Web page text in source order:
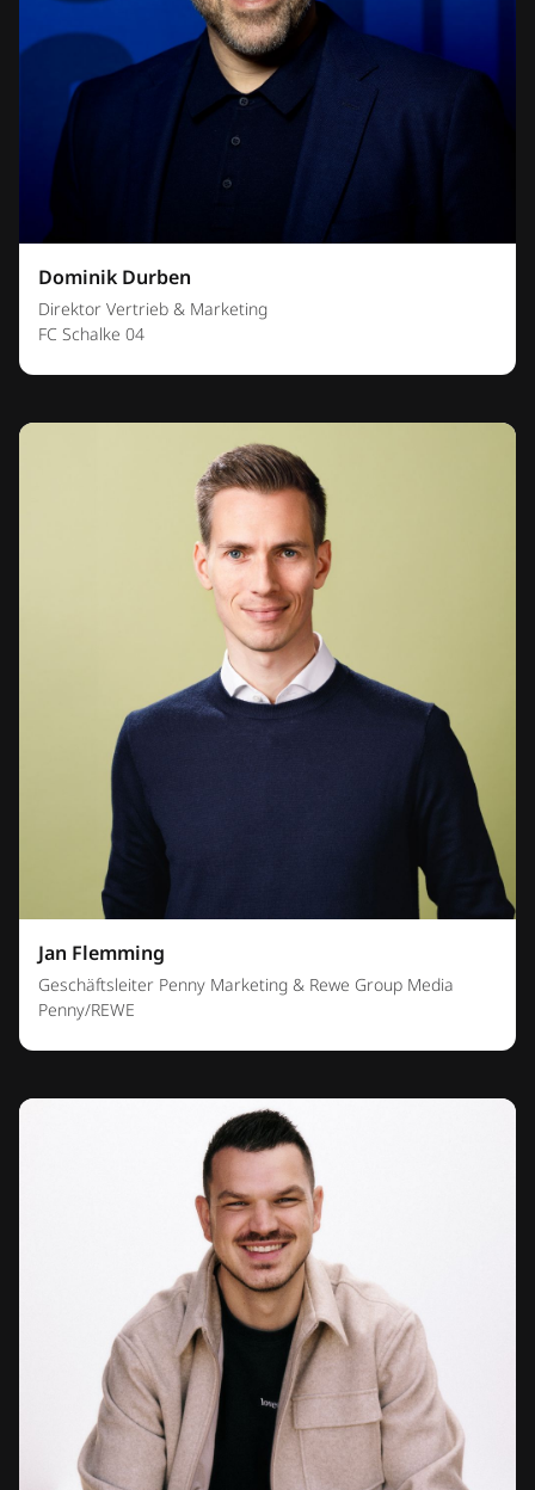
Dominik Durben
Direktor Vertrieb & Marketing
FC Schalke 04
Jan Flemming
Geschäftsleiter Penny Marketing & Rewe Group Media
Penny/REWE